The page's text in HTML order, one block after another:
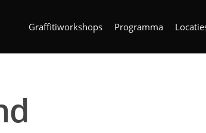
Graffitiworkshops Programma